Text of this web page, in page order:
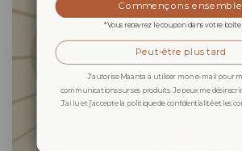
Commençons ensemble
*Vous recevrez le coupon dans votre
Peut-être plus tard
J’autorise Maanta à utiliser mon e-mail pour
communications sur ses produits. Je peux me
J’ai lu et j’accepte la politique de confidentialité et les